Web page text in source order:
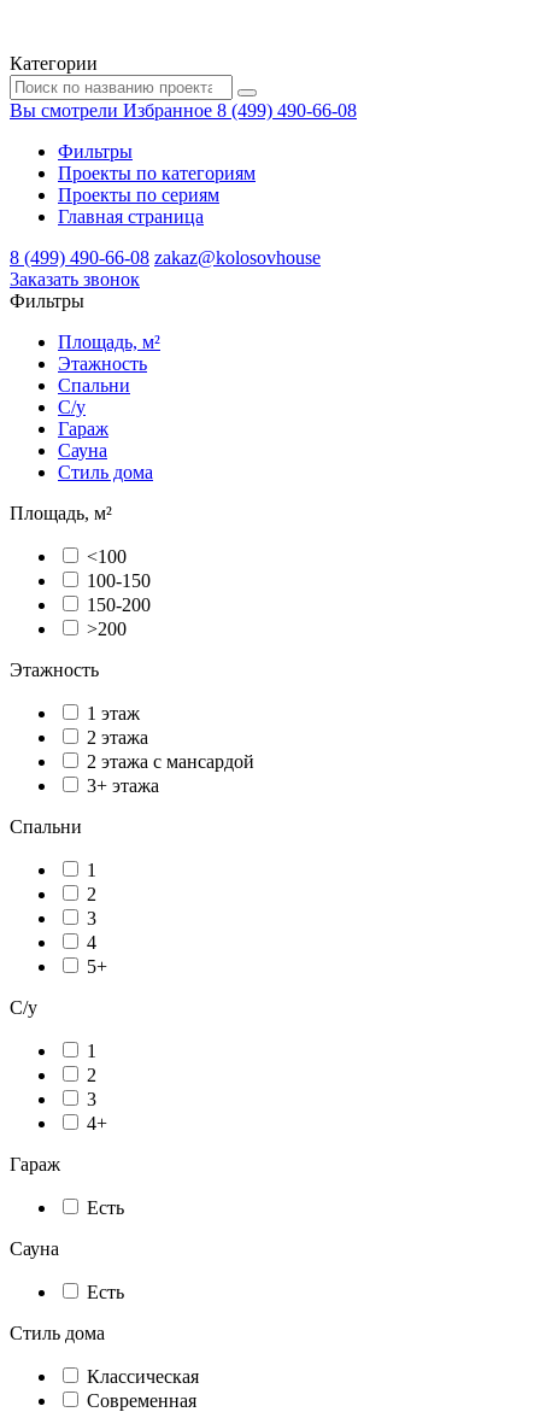
Категории
Вы смотрели Избранное 8 (499) 490-66-08
Фильтры
Проекты по категориям
Проекты по сериям
Главная страница
8 (499) 490-66-08 zakaz@kolosovhouse
3аказать звонок
Фильтры
Площадь, м²
Этажность
Спальни
С/у
Гараж
Сауна
Стиль дома
Площадь, м²
<100
100-150
150-200
>200
Этажность
1 этаж
2 этажа
2 этажа с мансардой
3+ этажа
Спальни
1
2
3
4
5+
С/у
1
2
3
4+
Гараж
Есть
Сауна
Есть
Стиль дома
Классическая
Современная